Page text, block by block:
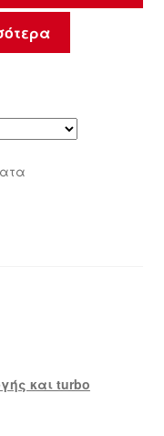
Sorted
και turbo